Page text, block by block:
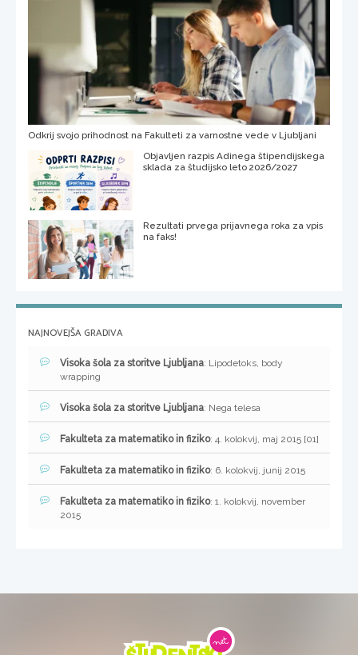
Odkrij svojo prihodnost na Fakulteti za varnostne vede v Ljubljani
Objavljen razpis Adinega štipendijskega
sklada za študijsko leto 2026/2027
Rezultati prvega prijavnega roka za vpis
na faks!
NAJNOVEJŠA GRADIVA
Visoka šola za storitve Ljubljana: Lipodetoks, body
wrapping
Visoka šola za storitve Ljubljana: Nega telesa
Fakulteta za matematiko in fiziko: 4. kolokvij, maj 2015 [01]
Fakulteta za matematiko in fiziko: 6. kolokvij, junij 2015
Fakulteta za matematiko in fiziko: 1. kolokvij, november
2015